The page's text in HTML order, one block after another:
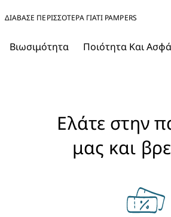
ΔΙΑΒΑΣΕ ΠΕΡΙΣΣΟΤΕΡΑ ΓΙΑΤΊ PAMPERS
Βιωσιμότητα Ποιότητα Και
Ελάτε στην
μας και